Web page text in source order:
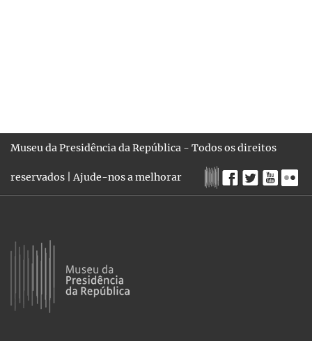
Museu da Presidência da República - Todos os direitos
reservados |Ajude-nos a melhorar